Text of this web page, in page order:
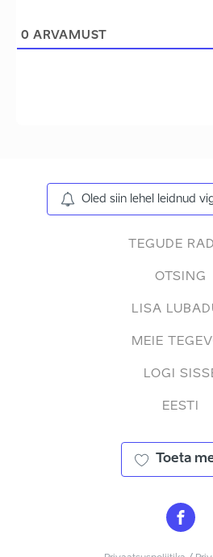
0 ARVAMUST
Oled siin lehel leidnud
TEGUDE
OTSING
LISA
MEIE
LOGI
EESTI
Toeta